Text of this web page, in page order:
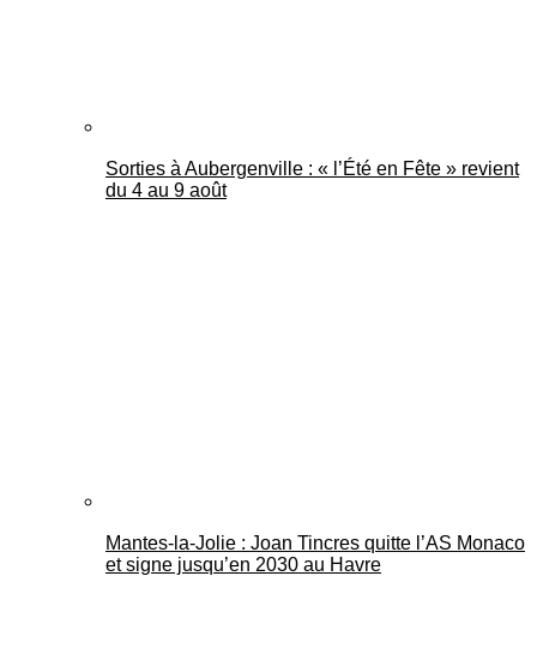
Sorties à Aubergenville : « l’Été en Fête » revient
du 4 au 9 août
Mantes-la-Jolie : Joan Tincres quitte l’AS Monaco
et signe jusqu’en 2030 au Havre